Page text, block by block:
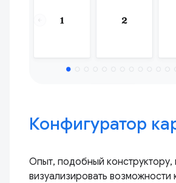
Конфигуратор
Опыт, подобный
визуализировать возможности